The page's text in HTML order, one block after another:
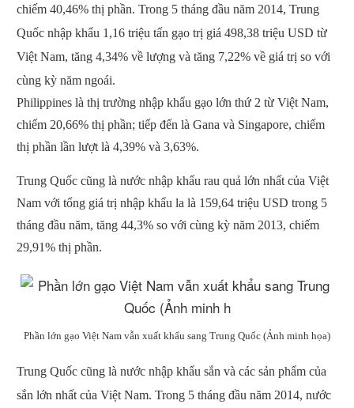
chiếm 40,46% thị phần. Trong 5 tháng đầu năm 2014, Trung
Quốc nhập khẩu 1,16 triệu tấn gạo trị giá 498,38 triệu USD từ
Việt Nam, tăng 4,34% về lượng và tăng 7,22% về giá trị so với
cùng kỳ năm ngoái.
Philippines là thị trường nhập khẩu gạo lớn thứ 2 từ Việt Nam,
chiếm 20,66% thị phần; tiếp đến là Gana và Singapore, chiếm
thị phần lần lượt là 4,39% và 3,63%.
Trung Quốc cũng là nước nhập khẩu rau quả lớn nhất của Việt
Nam với tổng giá trị nhập khẩu la là 159,64 triệu USD trong 5
tháng đầu năm, tăng 44,3% so với cùng kỳ năm 2013, chiếm
29,91% thị phần.
Phần lớn gạo Việt Nam vẫn xuất khẩu sang Trung Quốc (Ảnh minh họa)
Trung Quốc cũng là nước nhập khẩu sắn và các sản phẩm của
sắn lớn nhất của Việt Nam. Trong 5 tháng đầu năm 2014, nước